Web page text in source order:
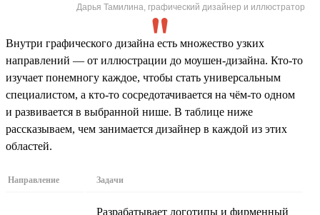
Дарья Тамилина, графический дизайнер и иллюстратор
Внутри графического дизайна есть множество узких
направлений — от иллюстрации до моушен-дизайна. Кто-то
изучает понемногу каждое, чтобы стать универсальным
специалистом, а кто-то сосредотачивается на чём-то одном
и развивается в выбранной нише. В таблице ниже
рассказываем, чем занимается дизайнер в каждой из этих
областей.
Направление Задачи
Разрабатывает логотипы и фирменный